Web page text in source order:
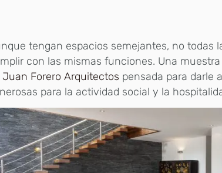
tengan espacios semejantes, no todas
con las mismas funciones. Una
Juan Forero Arquitectos pensada para darle
para la actividad social y la